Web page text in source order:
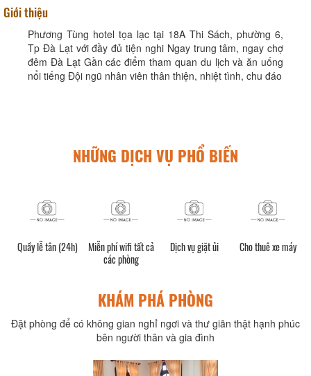
Giới thiệu
Phương Tùng hotel tọa lạc tại 18A Thi Sách, phường 6,
Tp Đà Lạt với đầy đủ tiện nghi Ngay trung tâm, ngay chợ
đêm Đà Lạt Gần các điểm tham quan du lịch và ăn uống
nổi tiếng Đội ngũ nhân viên thân thiện, nhiệt tình, chu đáo
NHỮNG DỊCH VỤ PHỔ BIẾN
Quầy lễ tân (24h)
Miễn phí wifi tất cả
các phòng
Dịch vụ giặt ủi Cho thuê xe máy
KHÁM PHÁ PHÒNG
Đặt phòng để có không gian nghỉ ngơi và thư giãn thật hạnh phúc
bên người thân và gia đình